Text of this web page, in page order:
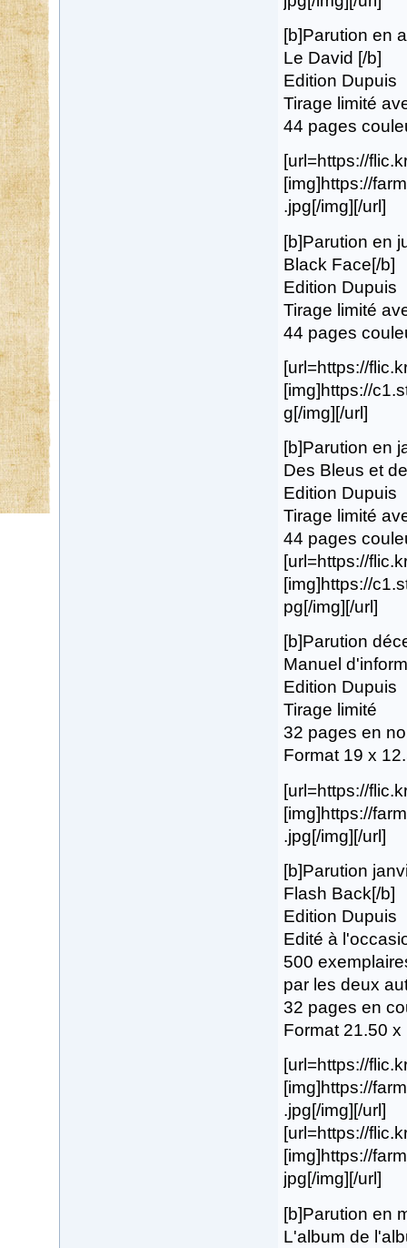
[b]Parution en
Le David [/b]
Edition Dupuis
Tirage limité
44 pages
[url=https://
[img]https://
.jpg[/img][/url]
[b]Parution en
Black Face[/b]
Edition Dupuis
Tirage limité
44 pages
[url=https://
[img]https://
g[/img][/url]
[b]Parution en
Des Bleus et
Edition Dupuis
Tirage limité
44 pages
[url=https://
[img]https://
pg[/img][/url]
[b]Parution
Manuel
Edition Dupuis
Tirage limité
32 pages en
Format 19 x
[url=https://
[img]https://
.jpg[/img][/url]
[b]Parution
Flash Back[/b]
Edition Dupuis
Edité à
500
par les deux
32 pages en
Format 21.50 x
[url=https://
[img]https://
.jpg[/img][/url]
[url=https://
[img]https://
jpg[/img][/url]
[b]Parution en
L'album de